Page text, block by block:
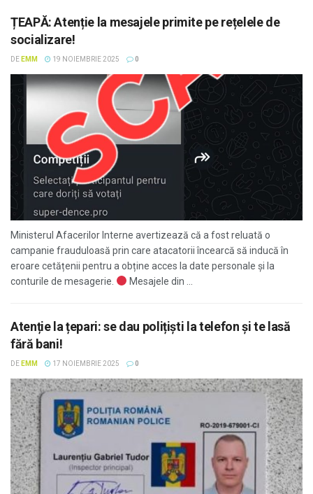
ȚEAPĂ: Atenție la mesajele primite pe rețelele de
socializare!
DE EMM 19 NOIEMBRIE 2025 0
Ministerul Afacerilor Interne avertizează că a fost reluată o
campanie frauduloasă prin care atacatorii încearcă să inducă în
eroare cetățenii pentru a obține acces la date personale și la
conturile de mesagerie.
Mesajele din ...
Atenție la țepari: se dau polițiști la telefon și te lasă
fără bani!
DE EMM 17 NOIEMBRIE 2025 0